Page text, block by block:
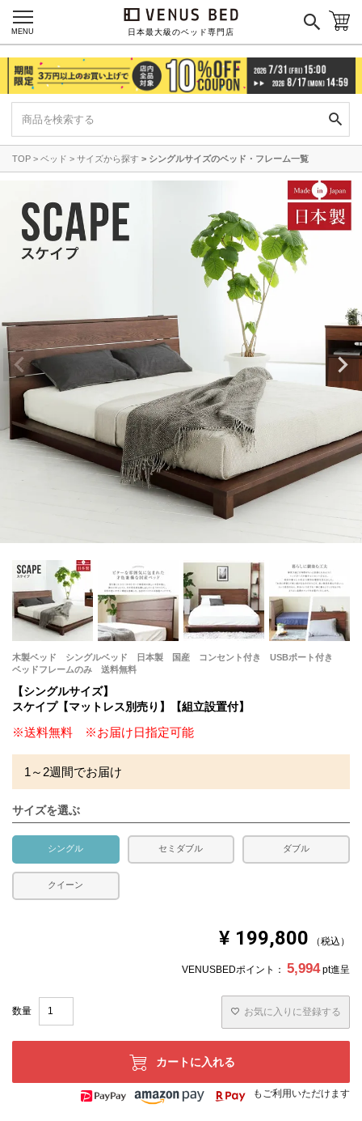
日本最大級のベッド専門店
MENU
TOP ベッド サイズから探す シングルサイズのベッド・フレーム一覧
木製ベッド シングルベッド 日本製 国産 コンセント付き USBポート付き
ベッドフレームのみ 送料無料
【シングルサイズ】
スケイプ【マットレス別売り】【組立設置付】
※送料無料 ※お届け日指定可能
1～2週間でお届け
サイズを選ぶ
シングル セミダブル ダブル
クイーン
¥ 199,800 税込
VENUSBEDポイント： 5,994 pt進呈
お気に入りに登録する
カートに入れる
もご利用いただけます